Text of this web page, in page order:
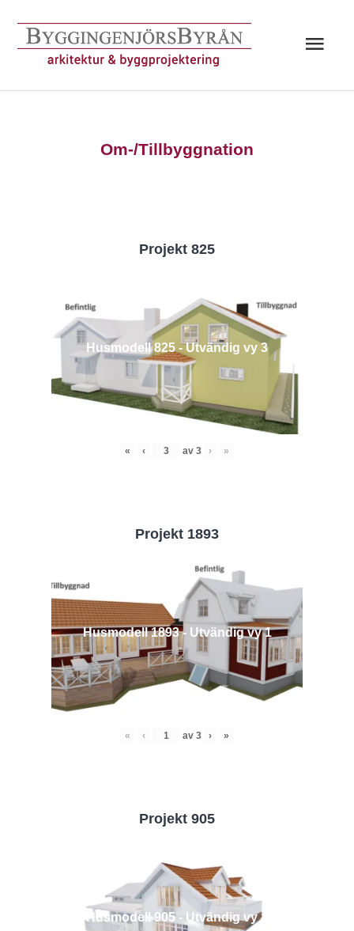
innehåll
Om-/Tillbyggnation
Projekt 825
Husmodell 825 - Utvändig vy 3
« ‹ av 3 › »
Projekt 1893
Husmodell 1893 - Utvändig vy 1
« ‹ av 3 › »
Projekt 905
Husmodell 905 - Utvändig vy 1